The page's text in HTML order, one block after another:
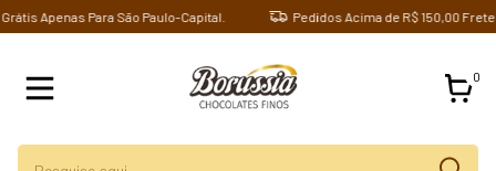
Apenas Para São Paulo-Capital. Pedidos Acima de R$ 150,00 Frete
0